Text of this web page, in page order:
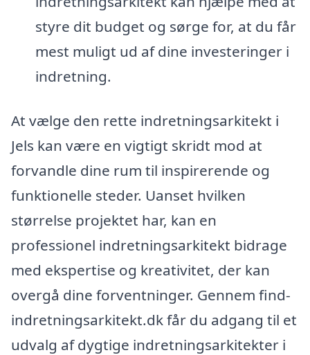
styre dit budget og sørge for, at du får
mest muligt ud af dine investeringer i
indretning.
At vælge den rette indretningsarkitekt i
Jels kan være en vigtigt skridt mod at
forvandle dine rum til inspirerende og
funktionelle steder. Uanset hvilken
størrelse projektet har, kan en
professionel indretningsarkitekt bidrage
med ekspertise og kreativitet, der kan
overgå dine forventninger. Gennem find-
indretningsarkitekt.dk får du adgang til et
udvalg af dygtige indretningsarkitekter i